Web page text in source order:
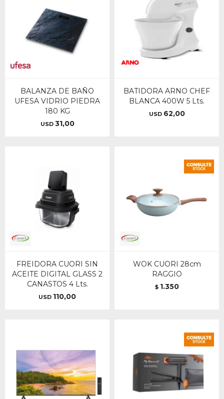
BALANZA DE BAÑO
UFESA VIDRIO PIEDRA
180 KG
USD 31,00
BATIDORA ARNO CHEF
BLANCA 400W 5 Lts.
USD 62,00
FREIDORA CUORI SIN
ACEITE DIGITAL GLASS 2
CANASTOS 4 Lts.
USD 110,00
WOK CUORI 28cm
RAGGIO
$ 1.350